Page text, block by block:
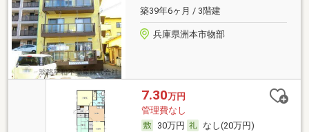
築39年6ヶ月 / 3階建
兵庫県洲本市物部
7.30万円
管理費なし
30万円
なし(20万円)